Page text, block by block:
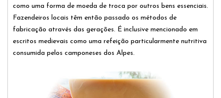
como uma forma de moeda de troca por outros bens essenciais.
Fazendeiros locais têm então passado os métodos de
fabricação através das gerações. É inclusive mencionado em
escritos medievais como uma refeição particularmente nutritiva
consumida pelos camponeses dos Alpes.